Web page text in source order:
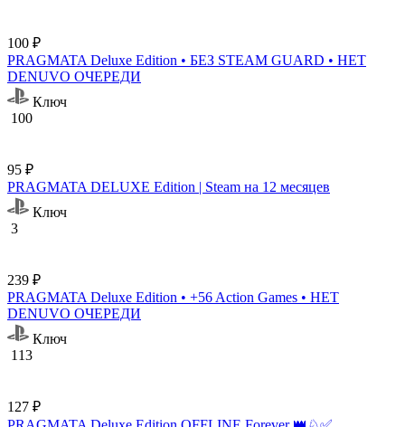
100 ₽
PRAGMATA Deluxe Edition • БЕЗ STEAM GUARD • НЕТ
DENUVO ОЧЕРЕДИ
Ключ
100
95 ₽
PRAGMATA DELUXE Edition | Steam на 12 месяцев
Ключ
3
239 ₽
PRAGMATA Deluxe Edition • +56 Action Games • НЕТ
DENUVO ОЧЕРЕДИ
Ключ
113
127 ₽